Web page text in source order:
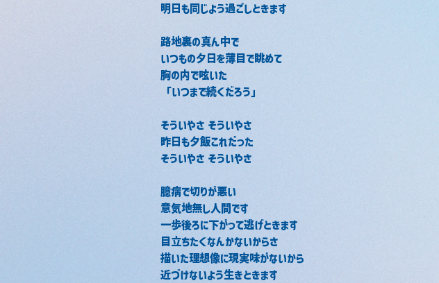
明日も同じよう過ごしときます
路地裏の真ん中で
いつもの夕日を薄目で眺めて
胸の内で呟いた
「いつまで続くだろう」
そういやさ そういやさ
昨日も夕飯これだった
そういやさ そういやさ
臆病で切りが悪い
意気地無し人間です
一歩後ろに下がって逃げときます
目立ちたくなんかないからさ
描いた理想像に現実味がないから
近づけないよう生きときます